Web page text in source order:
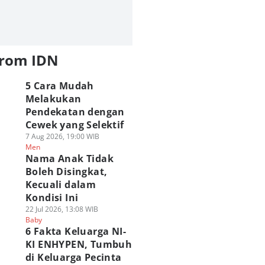
IDN
5 Cara Mudah
Melakukan
Pendekatan dengan
Cewek yang Selektif
7 Aug 2026, 19:00 WIB
Men
Nama Anak Tidak
Boleh Disingkat,
Kecuali dalam
Kondisi Ini
22 Jul 2026, 13:08 WIB
Baby
6 Fakta Keluarga NI-
KI ENHYPEN, Tumbuh
di Keluarga Pecinta